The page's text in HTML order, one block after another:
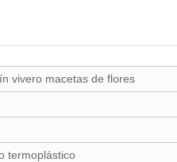
vivero macetas de flores
termoplástico